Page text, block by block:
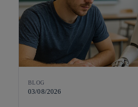
BLOG
03/08/2026